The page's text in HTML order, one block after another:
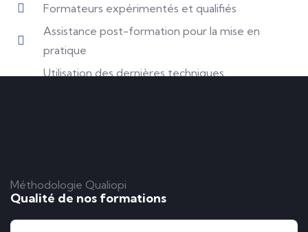
Formateurs expérimentés et qualifiés
Assistance post-formation pour la mise en
pratique
Utilisation des dernières techniques
Méthodologie Qualiopi
Qualité de nos formations